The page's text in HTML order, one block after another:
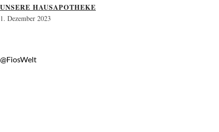
UNSERE HAUSAPOTHEKE
1. Dezember 2023
@FiosWelt